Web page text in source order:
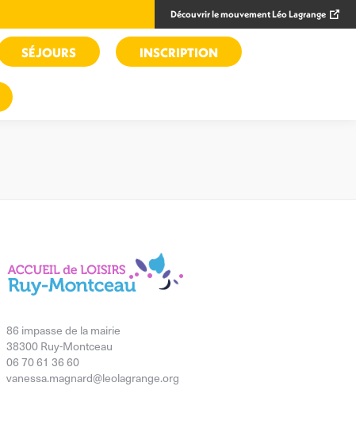
Découvrir le mouvement Léo Lagrange
SÉJOURS INSCRIPTION
86 impasse de la mairie
38300 Ruy-Montceau
06 70 61 36 60
vanessa.magnard@leolagrange.org